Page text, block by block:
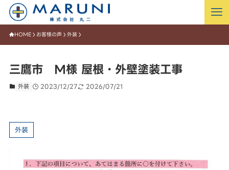
HOME お客様の声 外装
三鷹市 M様 屋根・外壁塗装工事
外装 2023/12/27 2026/07/21
外装